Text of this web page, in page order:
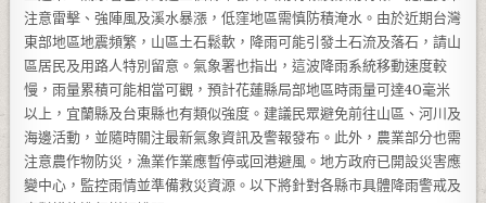
注意雷擊、強陣風及溪水暴漲，低窪地區需慎防積淹水。由於近期台灣
東部地區地震頻繁，山區土石鬆軟，降雨可能引發土石流及落石，請山
區居民及用路人特別留意。氣象署也指出，這波降雨系統移動速度較
慢，雨量累積可能相當可觀，預計花蓮縣局部地區時雨量可達40毫米
以上，宜蘭縣及台東縣也有類似強度。建議民眾避免前往山區、河川及
海邊活動，並隨時關注最新氣象資訊及警報發布。此外，農業部分也需
注意農作物防災，漁業作業應暫停或回港避風。地方政府已開設災害應
變中心，監控雨情並準備救災資源。以下將針對各縣市具體降雨警戒及